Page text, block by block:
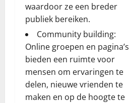
waardoor ze een breder
publiek bereiken.
Community building:
Online groepen en pagina’s
bieden een ruimte voor
mensen om ervaringen te
delen, nieuwe vrienden te
maken en op de hoogte te